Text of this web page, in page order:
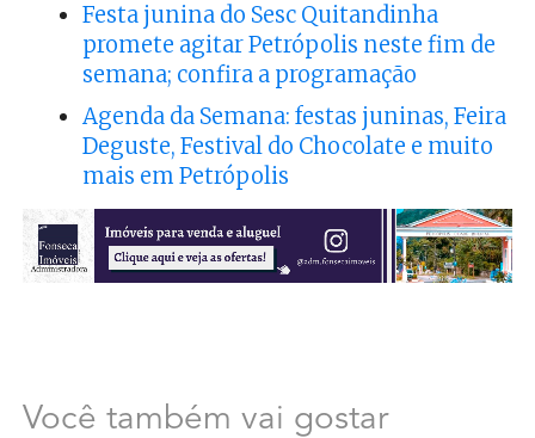
Festa junina do Sesc Quitandinha
promete agitar Petrópolis neste fim de
semana; confira a programação
Agenda da Semana: festas juninas, Feira
Deguste, Festival do Chocolate e muito
mais em Petrópolis
Você também vai gostar